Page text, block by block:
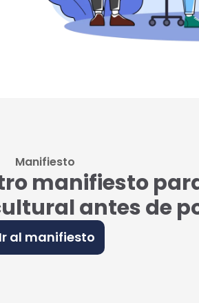
Manifiesto
manifiesto
antes de
Ir al manifiesto